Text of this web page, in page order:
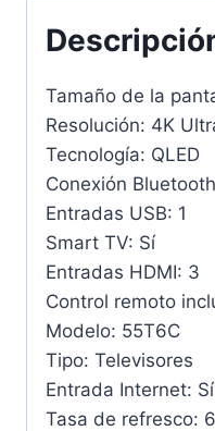
Tamaño de la
Resolución: 4K
Tecnología: QLED
Conexión
Entradas USB: 1
Smart TV: Sí
Entradas HDMI: 3
Control remoto
Modelo: 55T6C
Tipo: Televisores
Entrada Internet: Sí
Tasa de refresco: